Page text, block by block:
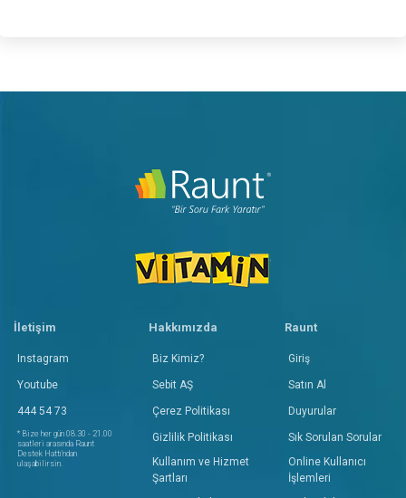
İletişim
Instagram
Youtube
444 54 73
* Bize her gün 08.30 - 21.00
saatleri arasında Raunt
Destek Hattı'ndan
ulaşabilirsin.
Hakkımızda
Biz Kimiz?
Sebit AŞ
Çerez Politikası
Gizlilik Politikası
Kullanım ve Hizmet
Şartları
Raunt
Giriş
Satın Al
Duyurular
Sık Sorulan Sorular
Online Kullanıcı
İşlemleri